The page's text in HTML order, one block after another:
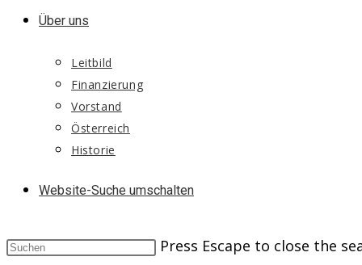
Über uns
Leitbild
Finanzierung
Vorstand
Österreich
Historie
Website-Suche umschalten
Press Escape to close the